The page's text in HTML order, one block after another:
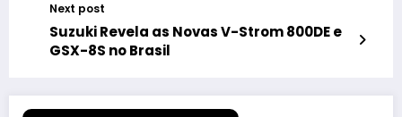
Next post
Suzuki Revela as Novas V-Strom 800DE e
GSX-8S no Brasil